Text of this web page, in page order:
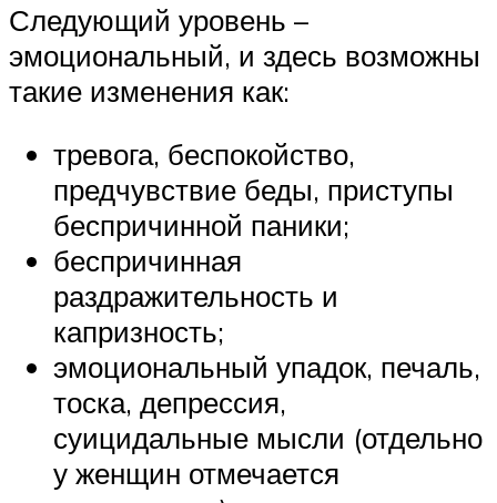
Следующий уровень –
эмоциональный, и здесь возможны
такие изменения как:
тревога, беспокойство,
предчувствие беды, приступы
беспричинной паники;
беспричинная
раздражительность и
капризность;
эмоциональный упадок, печаль,
тоска, депрессия,
суицидальные мысли (отдельно
у женщин отмечается